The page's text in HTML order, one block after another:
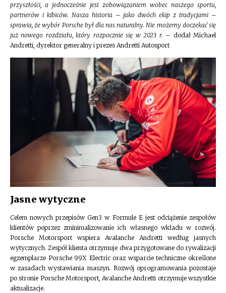
przyszłości, a jednocześnie jest zobowiązaniem wobec naszego sportu,
partnerów i kibiców. Nasza historia – jako dwóch ekip z tradycjami –
sprawia, że wybór Porsche był dla nas naturalny. Nie możemy doczekać się
już nowego rozdziału, który rozpocznie się w 2023 r. – dodał Michael
Andretti, dyrektor generalny i prezes Andretti Autosport
Jasne wytyczne
Celem nowych przepisów Gen3 w Formule E jest odciążenie zespołów
klientów poprzez zminimalizowanie ich własnego wkładu w rozwój.
Porsche Motorsport wspiera Avalanche Andretti według jasnych
wytycznych. Zespół klienta otrzymuje dwa przygotowane do rywalizacji
egzemplarze Porsche 99X Electric oraz wsparcie techniczne określone
w zasadach wystawiania maszyn. Rozwój oprogramowania pozostaje
po stronie Porsche Motorsport, Avalanche Andretti otrzymuje wszystkie
aktualizacje.